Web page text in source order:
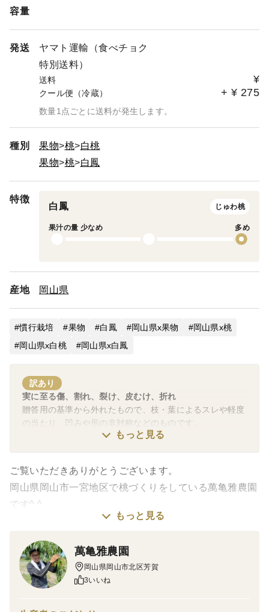
容量
発送
ヤマト運輸（食べチョク
特別送料）
送料 ¥
クール便（冷蔵） + ¥ 275
数量1点ごとに送料が発生します。
種別 果物 桃
白桃
果物
桃 白鳳
特徴
白鳳 じゅわ桃
果汁の量 少なめ 多め
産地 岡山県
慣行栽培 果物 白鳳 岡山県x果物
岡山県x桃
岡山県x白桃
岡山県x白鳳
訳あり
実に至る傷、割れ、裂け、皮むけ、折れ
贈答用の基準から外れたもので、枝・葉によるスレや軽度
の当たり、凹みや形の非対称などのものです。
もっと見る
ご覧いただきありがとうございます。
岡山県岡山市一宮地区で桃づくりをしている萬亀雅農園
です^ ^
贈答用には向きませんが、ご家庭で美味しく食べて頂け
る商品になります。
その為、形が悪い物、表面に傷が入っている物、枝あた
もっと見る
萬亀雅農園
岡山県岡山市北区芳賀
3いいね